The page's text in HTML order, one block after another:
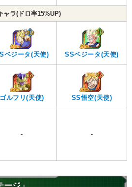
ャラ(ドロ率15%UP)
ベジータ(天使) SSベジータ(天使)
ゴルフリ(天使) SS悟空(天使)
- -